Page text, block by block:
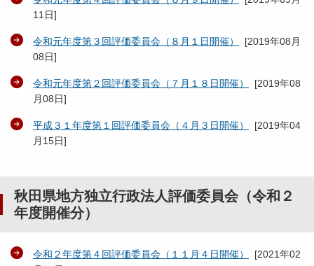
11日]
令和元年度第３回評価委員会（８月１日開催） [2019年08月
08日]
令和元年度第２回評価委員会（７月１８日開催） [2019年08
月08日]
平成３１年度第１回評価委員会（４月３日開催） [2019年04
月15日]
秋田県地方独立行政法人評価委員会（令和２
年度開催分）
令和２年度第４回評価委員会（１１月４日開催） [2021年02